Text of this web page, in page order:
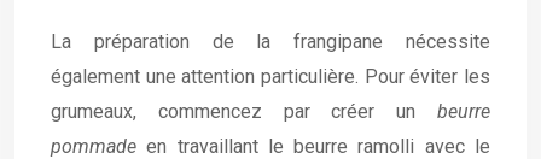
La préparation de la frangipane nécessite
également une attention particulière. Pour éviter les
grumeaux, commencez par créer un beurre
pommadeen travaillant le beurre ramolli avec le